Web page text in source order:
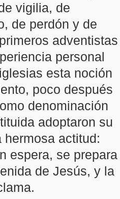
vigilia, de
de perdón y de
adventistas
personal
esta noción
poco después
denominación
adoptaron su
hermosa actitud:
espera, se prepara
de Jesús, y la